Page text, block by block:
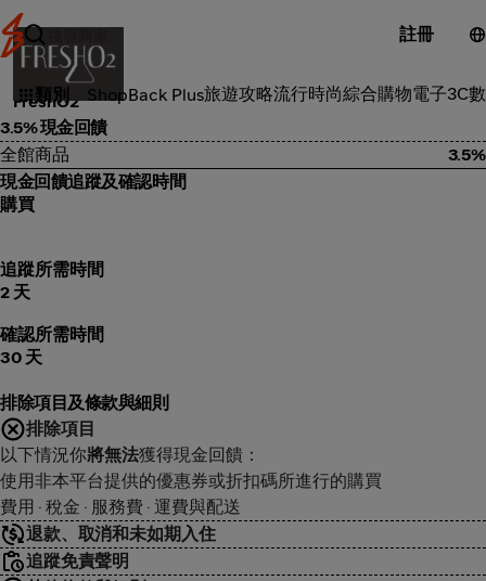
註冊
類別 ShopBack Plus旅遊攻略流行時尚綜合購物電子3C
美容體驗
FreshO2
3.5% 現金回饋
全館商品
3.5%
現金回饋追蹤及確認時間
購買
追蹤所需時間
2 天
確認所需時間
30 天
排除項目及條款與細則
排除項目
以下情況你將無法獲得現金回饋：
使用非本平台提供的優惠券或折扣碼所進行的購買
費用 · 稅金 · 服務費 · 運費與配送
退款、取消和未如期入住
追蹤免責聲明